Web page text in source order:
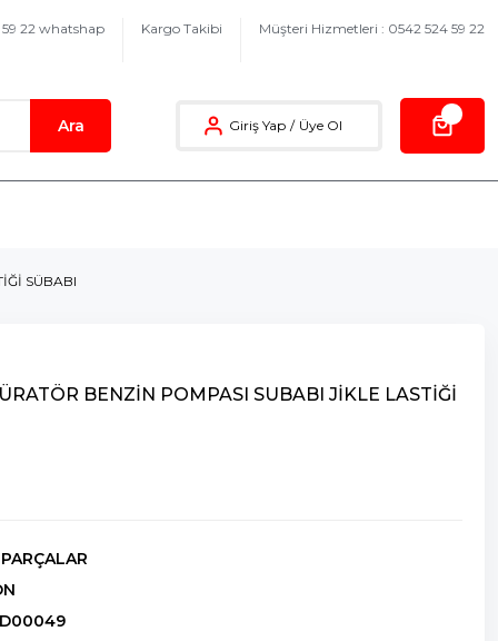
22 whatshap
Kargo Takibi Müşteri Hizmetleri : 0542 524 59 22
Ara Giriş Yap / Üye Ol
SÜBABI
BENZİN POMPASI SUBABI JİKLE LASTİĞİ